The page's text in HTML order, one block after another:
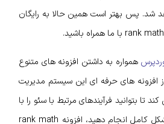
شد. پس بهتر است همین حالا به رایگان
همواره به داشتن افزونه های متنوع
افزونه های حرفه ای این سیستم مدیریت
تا بتوانید فرآیندهای مرتبط با سئو را با
سرعت بسیار زیادی و به شکل کامل انجام دهید، افزونه rank math